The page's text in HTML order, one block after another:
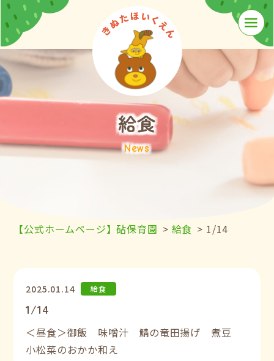
≡
給食
News
【公式ホームページ】砧保育園 > 給食 > 1/14
2025.01.14 給食
1/14
＜昼食＞御飯 味噌汁 鯖の竜田揚げ 煮豆
小松菜のおかか和え